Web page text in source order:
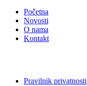
Početna
Novosti
O nama
Kontakt
Pravilnik privatnosti